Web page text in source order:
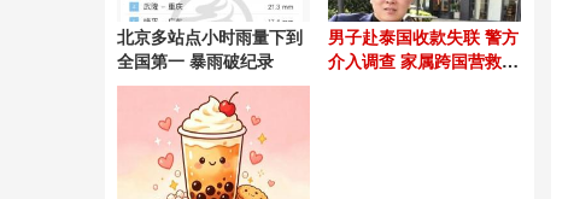
北京多站点小时雨量下到
全国第一 暴雨破纪录
男子赴泰国收款失联 警方
介入调查 家属跨国营救54